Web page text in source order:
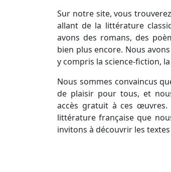
Sur notre site, vous
allant de la littérature
avons des romans, des
bien plus encore. Nous
y compris la science-fiction,
Nous sommes convaincus
de plaisir pour tous, et
accès gratuit à ces œuvres.
littérature française que
invitons à découvrir les